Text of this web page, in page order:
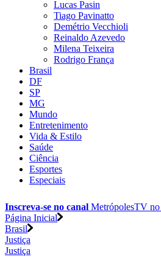
Lucas Pasin
Tiago Pavinatto
Demétrio Vecchioli
Reinaldo Azevedo
Milena Teixeira
Rodrigo França
Brasil
DF
SP
MG
Mundo
Entretenimento
Vida & Estilo
Saúde
Ciência
Esportes
Especiais
Inscreva-se no canal MetrópolesTV no
Página Inicial
Brasil
Justiça
Justiça